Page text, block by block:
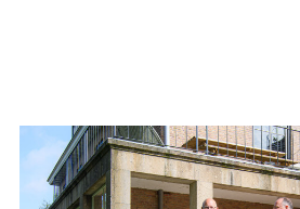
Aanbod van LUC
Neem de tijd om onze lijst met beschikbare